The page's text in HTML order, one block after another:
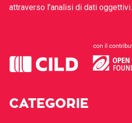
attraverso l’analisi di dati oggettivi.
CATEGORIE